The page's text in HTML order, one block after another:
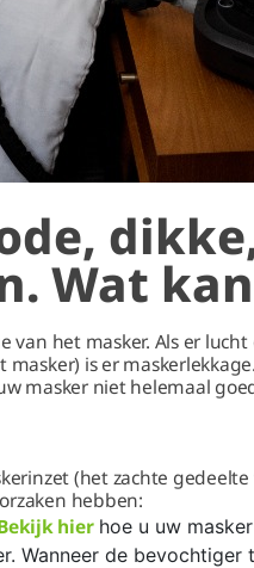
Wat
het masker. Als er
is er
masker niet helemaal
(het zachte
hebben:
hierhoe u uw
Wanneer de